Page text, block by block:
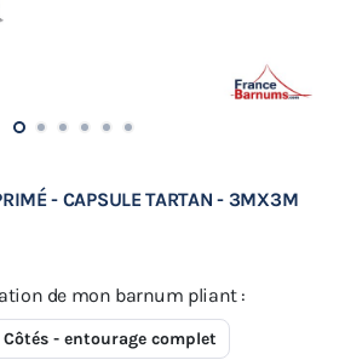
- CAPSULE TARTAN - 3MX3M
de mon barnum pliant :
Côtés - entourage complet